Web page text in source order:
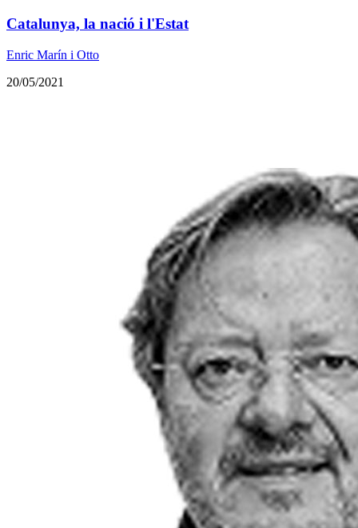
Catalunya, la nació i l'Estat
Enric Marín i Otto
20/05/2021